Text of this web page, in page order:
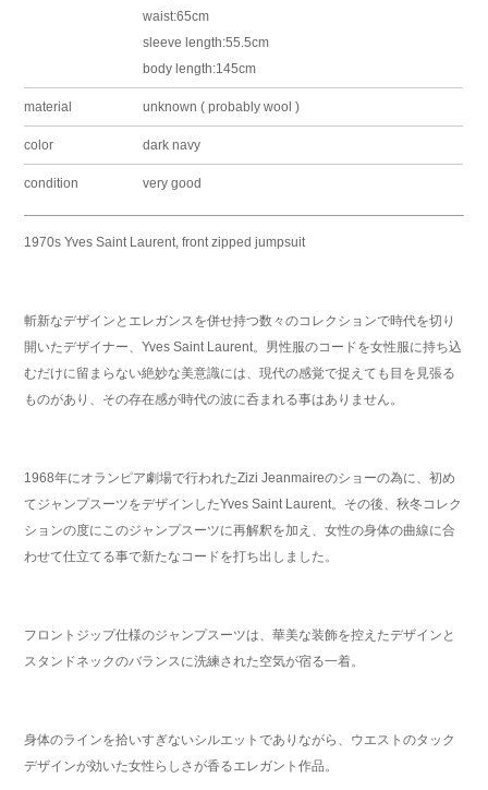
waist:65cm
sleeve length:55.5cm
body length:145cm
material unknown ( probably wool )
color dark navy
condition very good
1970s Yves Saint Laurent, front zipped jumpsuit
斬新なデザインとエレガンスを併せ持つ数々のコレクションで時代を切り
開いたデザイナー、Yves Saint Laurent。男性服のコードを女性服に持ち込
むだけに留まらない絶妙な美意識には、現代の感覚で捉えても目を見張る
ものがあり、その存在感が時代の波に呑まれる事はありません。
1968年にオランピア劇場で行われたZizi Jeanmaireのショーの為に、初め
てジャンプスーツをデザインしたYves Saint Laurent。その後、秋冬コレク
ションの度にこのジャンプスーツに再解釈を加え、女性の身体の曲線に合
わせて仕立てる事で新たなコードを打ち出しました。
フロントジップ仕様のジャンプスーツは、華美な装飾を控えたデザインと
スタンドネックのバランスに洗練された空気が宿る一着。
身体のラインを拾いすぎないシルエットでありながら、ウエストのタック
デザインが効いた女性らしさが香るエレガント作品。